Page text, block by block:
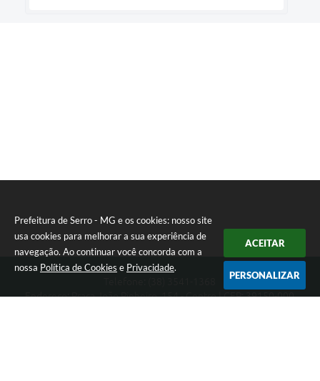
Prefeitura de Serro - MG e os cookies: nosso site
usa cookies para melhorar a sua experiência de
navegação. Ao continuar você concorda com a
nossa Política de Cookies e Privacidade.
ACEITAR
PERSONALIZAR
Endereço: Praça João Pinheiro, 154 - Centro | CEP: 39150-000